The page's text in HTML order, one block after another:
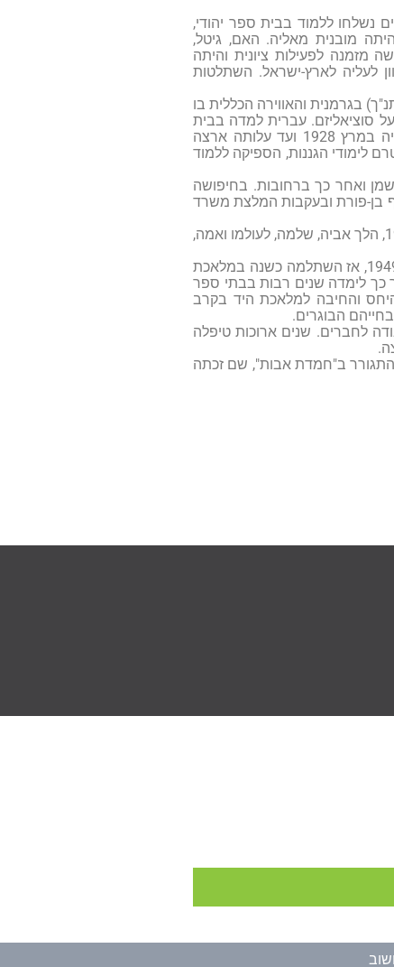
נשלחו ללמוד בבית ספר יהודי,
מובנית מאליה. האם, גיטל,
מזמנה לפעילות ציונית והיתה
לעליה לארץ-ישראל. השתלטות
בגרמנית והאווירה הכללית בו
סוציאליזם. עברית למדה בבית
הספר "ללשון העברית וספרותה". היא למדה בסמינר ממשלתי לגננות ולמן סיום לימודיה במרץ 1928 ועד עלותה ארצה
לימודי הגננות, הספיקה ללמוד
שמן ואחר כך ברחובות. בחיפושה
ביוסף בן-פורת ובעקבות המלצת משרד
ב-1936 עלו גם הוריה ארצה, התיישבו בתל-אביב ונתמכו בידי ילדיהם. מקץ שנתיים, ב-1938, הלך אביה, שלמה, לעולמו ואמה,
ב-1940, עם הפילוג עברו חנה ואמה לרמת יוחנן. כאן המשיכה חנה בעבודתה כגננת עד 1949, אז השתלמה כשנה במלאכת
זבולון ואחר כך לימדה שנים רבות בבתי ספר
והחיבה למלאכת היד בקרב
הבוגרים.
עבודה לחברים. שנים ארוכות טיפלה
ב"חמדת אבות", שם זכתה